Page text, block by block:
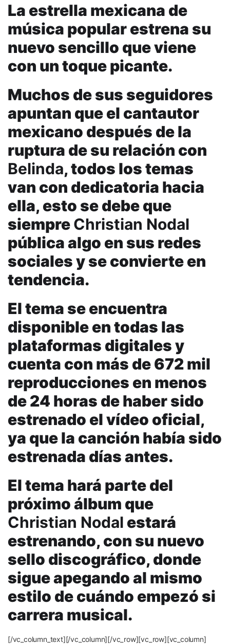
La estrella mexicana de
música popular estrena su
nuevo sencillo que viene
con un toque picante.
Muchos de sus seguidores
apuntan que el cantautor
mexicano después de la
ruptura de su relación con
Belinda, todos los temas
van con dedicatoria hacia
ella, esto se debe que
siempreChristian Nodal
pública algo en sus redes
sociales y se convierte en
tendencia.
El tema se encuentra
disponible en todas las
plataformas digitales y
cuenta con más de 672 mil
reproducciones en menos
de 24 horas de haber sido
estrenado el vídeo oficial,
ya que la canción había sido
estrenada días antes.
El tema hará parte del
próximo álbum que
Christian Nodal estará
estrenando, con su nuevo
sello discográfico, donde
sigue apegando al mismo
estilo de cuándo empezó si
carrera musical.
[/vc_column_text][/vc_column][/vc_row][vc_row][vc_column]